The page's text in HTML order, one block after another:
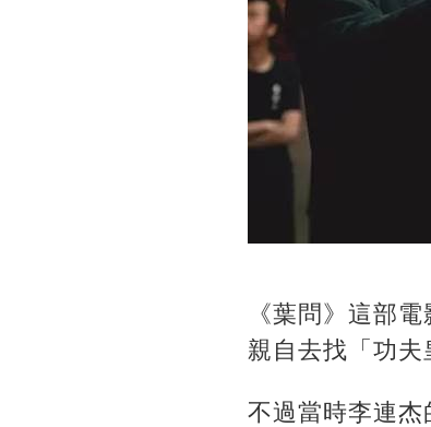
《葉問》這部
親自去找「功夫
不過當時李連